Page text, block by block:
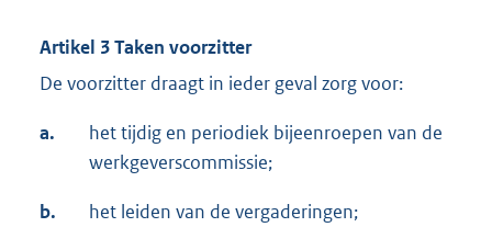
Artikel 3 Taken voorzitter
De voorzitter draagt in ieder geval zorg voor:
a.
het tijdig en periodiek bijeenroepen van de
werkgeverscommissie;
b. het leiden van de vergaderingen;